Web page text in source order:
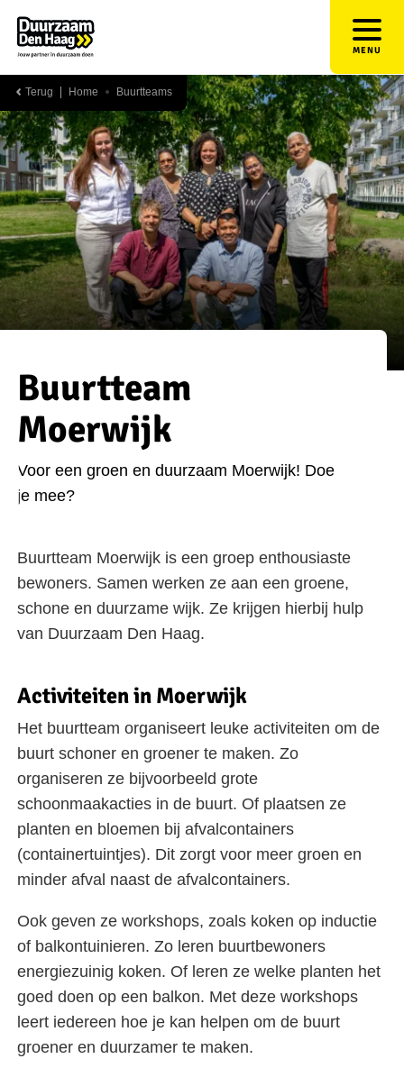
MENU
Terug Home Buurtteams
Buurtteam
Moerwijk
Voor een groen en duurzaam Moerwijk! Doe
je mee?
Buurtteam Moerwijk is een groep enthousiaste
bewoners. Samen werken ze aan een groene,
schone en duurzame wijk. Ze krijgen hierbij hulp
van Duurzaam Den Haag.
Activiteiten in Moerwijk
Het buurtteam organiseert leuke activiteiten om de
buurt schoner en groener te maken. Zo
organiseren ze bijvoorbeeld grote
schoonmaakacties in de buurt. Of plaatsen ze
planten en bloemen bij afvalcontainers
(containertuintjes). Dit zorgt voor meer groen en
minder afval naast de afvalcontainers.
Ook geven ze workshops, zoals koken op inductie
of balkontuinieren. Zo leren buurtbewoners
energiezuinig koken. Of leren ze welke planten het
goed doen op een balkon. Met deze workshops
leert iedereen hoe je kan helpen om de buurt
groener en duurzamer te maken.